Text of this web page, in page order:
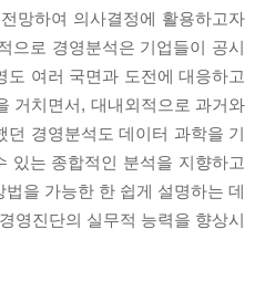
망하여 의사결정에 활용하고자
으로 경영분석은 기업들이 공시
여러 국면과 도전에 대응하고
거치면서, 대내외적으로 과거와
경영분석도 데이터 과학을 기
있는 종합적인 분석을 지향하고
을 가능한 한 쉽게 설명하는 데
영진단의 실무적 능력을 향상시